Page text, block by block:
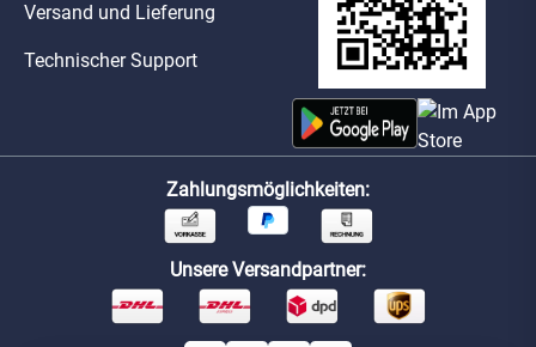
Versand und Lieferung
Technischer Support
Zahlungsmöglichkeiten:
Unsere Versandpartner: